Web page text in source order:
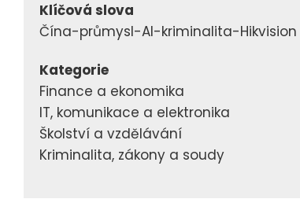
Klíčová slova
Čína-průmysl-AI-kriminalita-Hikvision
Kategorie
Finance a ekonomika
IT, komunikace a elektronika
Školství a vzdělávání
Kriminalita, zákony a soudy